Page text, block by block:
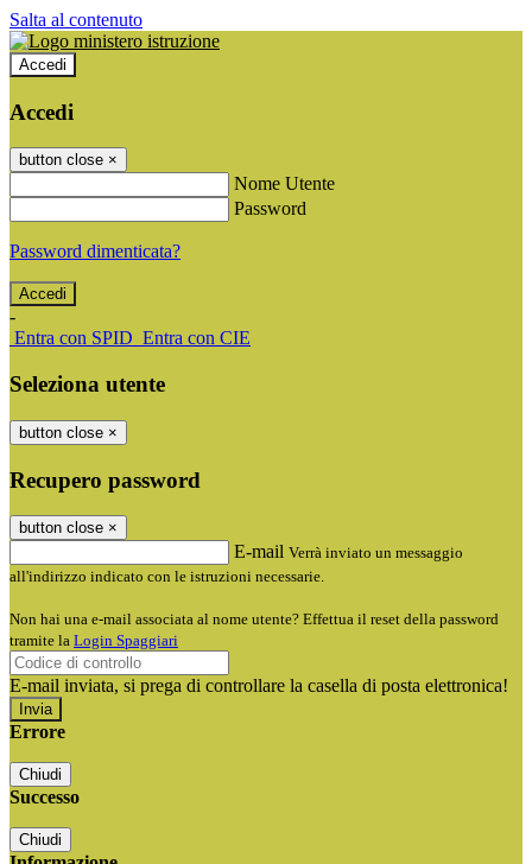
Salta al contenuto
Accedi
Accedi
button close ×
Nome Utente
Password
Password dimenticata?
-
Entra con SPID Entra con CIE
Seleziona utente
button close ×
Recupero password
button close ×
E-mail Verrà inviato un messaggio
all'indirizzo indicato con le istruzioni necessarie.
Non hai una e-mail associata al nome utente? Effettua il reset della password
tramite la Login Spaggiari
E-mail inviata, si prega di controllare la casella di posta elettronica!
Errore
Chiudi
Successo
Chiudi